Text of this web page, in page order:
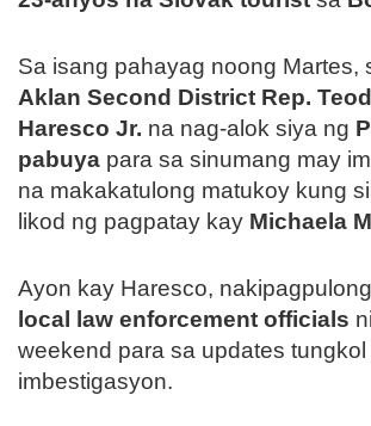
Sa isang pahayag noong Martes,
Aklan Second District Rep.
Haresco Jr. na nag-alok siya ng
pabuya para sa sinumang may
na makakatulong matukoy kung
likod ng pagpatay kay Michaela
Ayon kay Haresco,
local law enforcement officials
weekend para sa updates tungkol
imbestigasyon.